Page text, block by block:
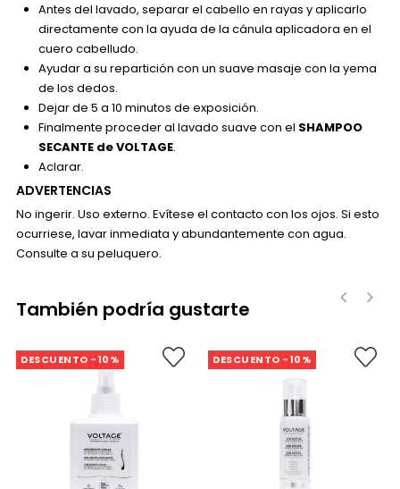
Antes del lavado, separar el cabello en rayas y aplicarlo
directamente con la ayuda de la cánula aplicadora en el
cuero cabelludo.
Ayudar a su repartición con un suave masaje con la yema
de los dedos.
Dejar de 5 a 10 minutos de exposición.
Finalmente proceder al lavado suave con el SHAMPOO
SECANTE de VOLTAGE.
Aclarar.
ADVERTENCIAS
No ingerir. Uso externo. Evítese el contacto con los ojos. Si esto
ocurriese, lavar inmediata y abundantemente con agua.
Consulte a su peluquero.
También podría gustarte
DESCUENTO -10% DESCUENTO -10%